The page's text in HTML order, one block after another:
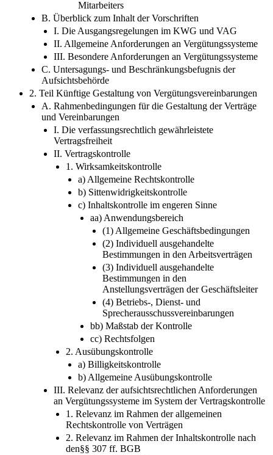
Mitarbeiters
B. Überblick zum Inhalt der Vorschriften
I. Die Ausgangsregelungen im KWG und VAG
II. Allgemeine Anforderungen an Vergütungssysteme
III. Besondere Anforderungen an Vergütungssysteme
C. Untersagungs- und Beschränkungsbefugnis der
Aufsichtsbehörde
2. Teil Künftige Gestaltung von Vergütungsvereinbarungen
A. Rahmenbedingungen für die Gestaltung der Verträge
und Vereinbarungen
I. Die verfassungsrechtlich gewährleistete
Vertragsfreiheit
II. Vertragskontrolle
1. Wirksamkeitskontrolle
a) Allgemeine Rechtskontrolle
b) Sittenwidrigkeitskontrolle
c) Inhaltskontrolle im engeren Sinne
aa) Anwendungsbereich
(1) Allgemeine Geschäftsbedingungen
(2) Individuell ausgehandelte
Bestimmungen in den Arbeitsverträgen
(3) Individuell ausgehandelte
Bestimmungen in den
Anstellungsverträgen der Geschäftsleiter
(4) Betriebs-, Dienst- und
Sprecherausschussvereinbarungen
bb) Maßstab der Kontrolle
cc) Rechtsfolgen
2. Ausübungskontrolle
a) Billigkeitskontrolle
b) Allgemeine Ausübungskontrolle
III. Relevanz der aufsichtsrechtlichen Anforderungen
an Vergütungssysteme im System der Vertragskontrolle
1. Relevanz im Rahmen der allgemeinen
Rechtskontrolle von Verträgen
2. Relevanz im Rahmen der Inhaltskontrolle nach
den§§ 307 ff. BGB